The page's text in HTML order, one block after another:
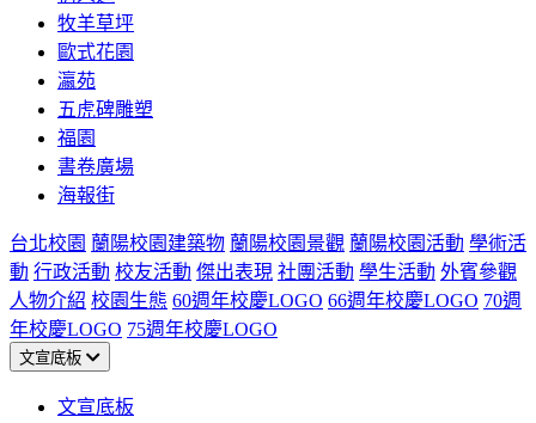
牧羊草坪
歐式花園
瀛苑
五虎碑雕塑
福園
書卷廣場
海報街
台北校園 蘭陽校園建築物 蘭陽校園景觀 蘭陽校園活動 學術活
動 行政活動 校友活動 傑出表現 社團活動 學生活動 外賓參觀
人物介紹 校園生態 60週年校慶LOGO 66週年校慶LOGO 70週
年校慶LOGO 75週年校慶LOGO
文宣底板
文宣底板